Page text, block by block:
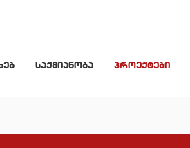
საქმიანობა პროექტები